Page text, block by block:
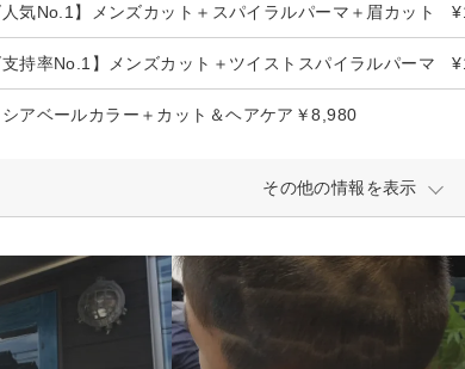
人気No.1】メンズカット＋スパイラルパーマ＋眉カット
支持率No.1】メンズカット＋ツイストスパイラルパーマ
シアベールカラー＋カット＆ヘアケア￥8,980
その他の情報を表示